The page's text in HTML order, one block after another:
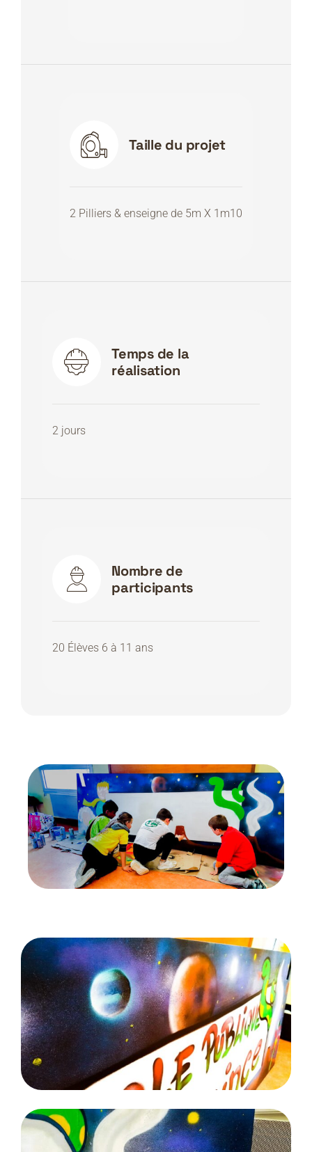
Taille du projet
2 Pilliers & enseigne de 5m X 1m10
Temps de la
réalisation
2 jours
Nombre de
participants
20 Élèves 6 à 11 ans